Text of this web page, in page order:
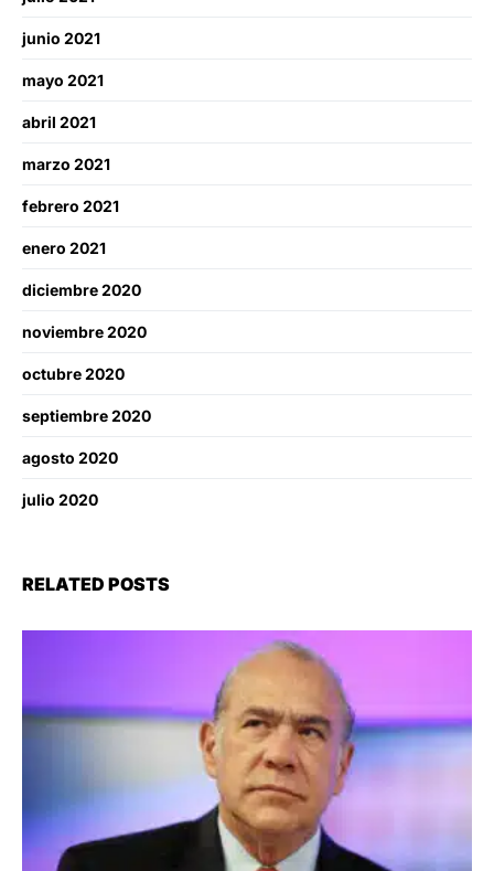
junio 2021
mayo 2021
abril 2021
marzo 2021
febrero 2021
enero 2021
diciembre 2020
noviembre 2020
octubre 2020
septiembre 2020
agosto 2020
julio 2020
RELATED POSTS